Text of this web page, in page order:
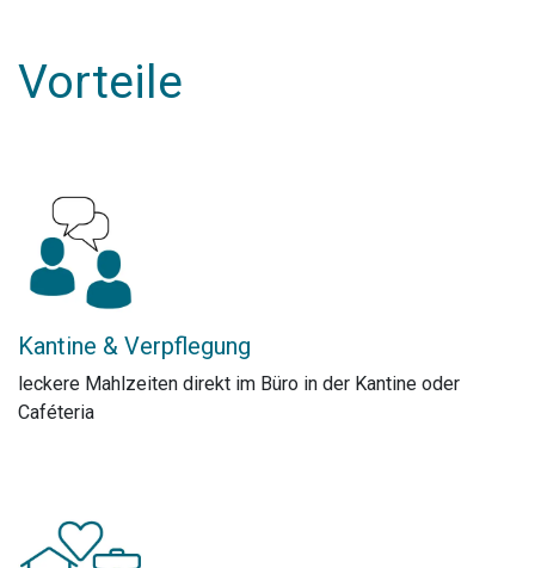
Vorteile
Kantine & Verpflegung
leckere Mahlzeiten direkt im Büro in der Kantine oder
Caféteria